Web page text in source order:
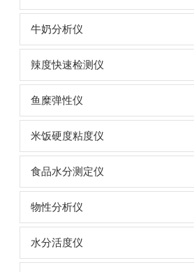
牛奶分析仪
辣度快速检测仪
鱼糜弹性仪
米饭硬度粘度仪
食品水分测定仪
物性分析仪
水分活度仪